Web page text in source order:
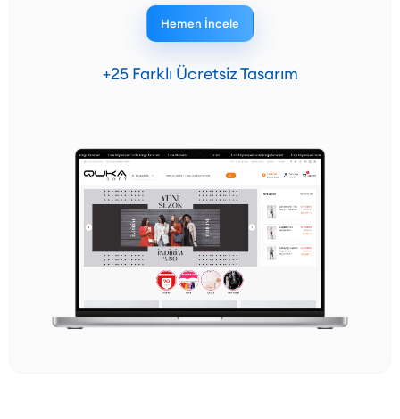
Hemen İncele
+25 Farklı Ücretsiz Tasarım